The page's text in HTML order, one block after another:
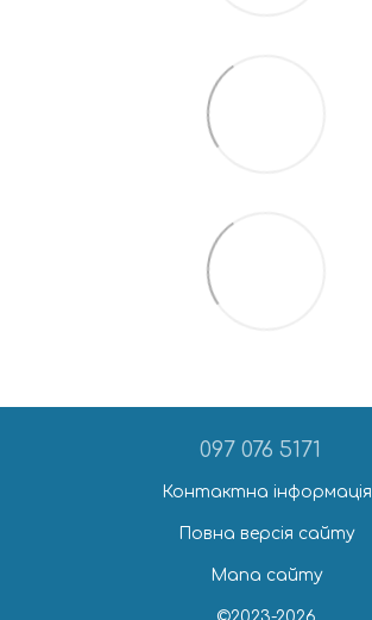
097 076 5171
Контактна інформація
Повна версія сайту
Мапа сайту